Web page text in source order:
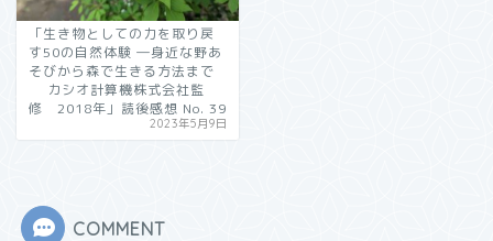
「生き物としての力を取り戻
す50の自然体験 ―身近な野あ
そびから森で生きる方法まで
カシオ計算機株式会社監
修 2018年」読後感想 No. 39
2023年5月9日
COMMENT